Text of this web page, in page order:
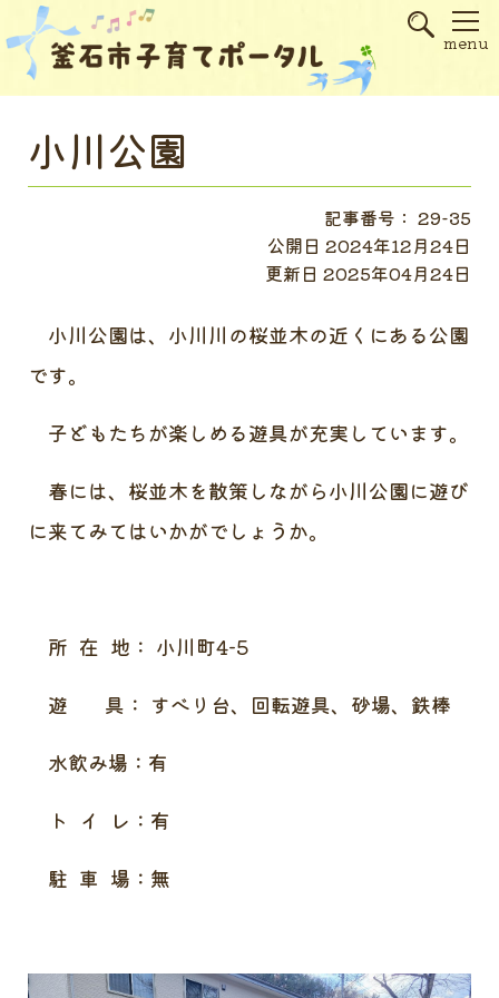
menu
小川公園
記事番号： 29-35
公開日 2024年12月24日
更新日 2025年04月24日
小川公園は、小川川の桜並木の近くにある公園
です。
子どもたちが楽しめる遊具が充実しています。
春には、桜並木を散策しながら小川公園に遊び
に来てみてはいかがでしょうか。
所 在 地： 小川町4-5
遊 具： すべり台、回転遊具、砂場、鉄棒
水飲み場：有
ト イ レ：有
駐 車 場：無